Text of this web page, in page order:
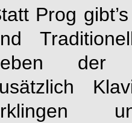
Prog
der